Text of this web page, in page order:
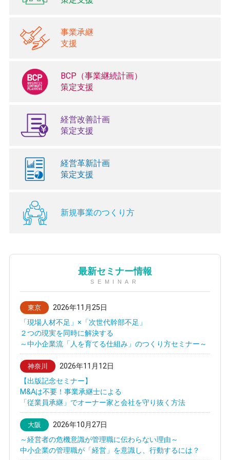
事業承継
支援
BCP（事業継続計画）
策定支援
経営改善計画
策定支援
経営革新計画
策定支援
新規事業のつくり方
最新セミナー情報
SEMINAR
東京
2026年11月25日
「現場人材不足」×「次世代幹部不足」
２つの現実を同時に解決する
～中小企業流「人を育てる仕組み」のつくり方セミナー～
神奈川
2026年11月12日
【出版記念セミナー】
M&Aは不要！事業承継士による
「従業員承継」でオーナー家と会社を守り抜く方法
大阪
2026年10月27日
～経営者の危機意識が管理職に伝わらない理由～
中小企業の管理職が「経営」を意識し、行動するには？